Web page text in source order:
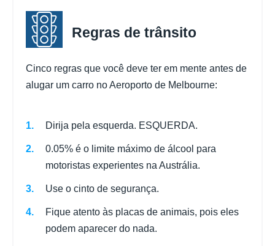
Regras de trânsito
Cinco regras que você deve ter em mente antes de
alugar um carro no Aeroporto de Melbourne:
Dirija pela esquerda. ESQUERDA.
0.05% é o limite máximo de álcool para
motoristas experientes na Austrália.
Use o cinto de segurança.
Fique atento às placas de animais, pois eles
podem aparecer do nada.